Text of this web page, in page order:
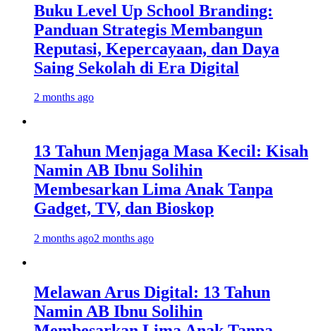
Buku Level Up School Branding:
Panduan Strategis Membangun
Reputasi, Kepercayaan, dan Daya
Saing Sekolah di Era Digital
2 months ago
13 Tahun Menjaga Masa Kecil: Kisah
Namin AB Ibnu Solihin
Membesarkan Lima Anak Tanpa
Gadget, TV, dan Bioskop
2 months ago2 months ago
Melawan Arus Digital: 13 Tahun
Namin AB Ibnu Solihin